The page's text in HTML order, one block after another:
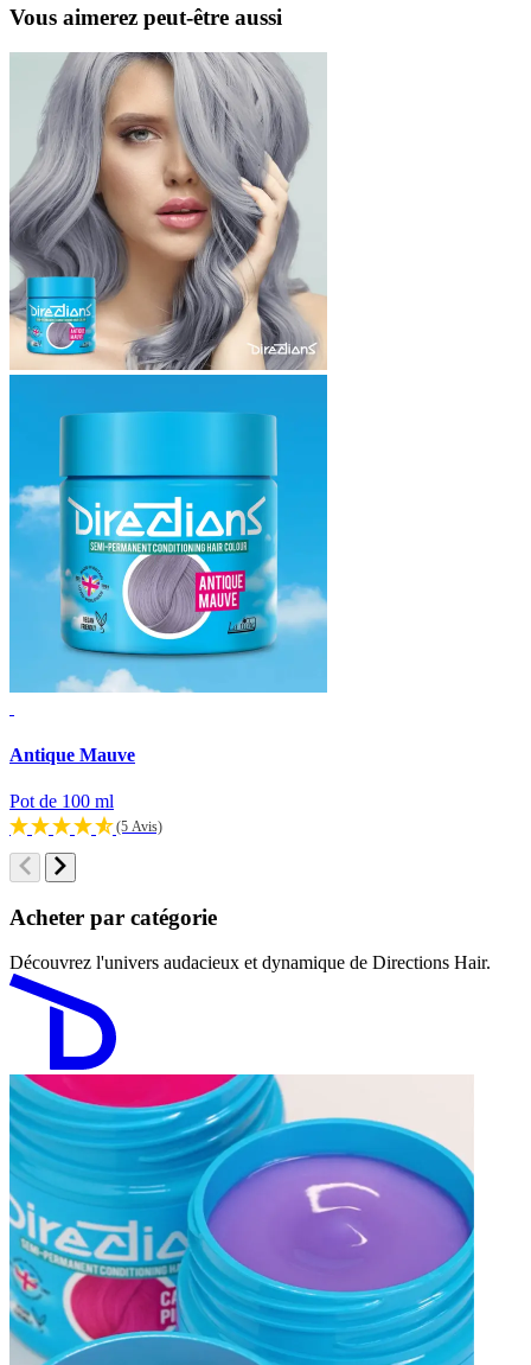
Vous aimerez peut-être aussi
Antique Mauve
Pot de 100 ml
(5 Avis)
Acheter par catégorie
Découvrez l'univers audacieux et dynamique de Directions Hair.